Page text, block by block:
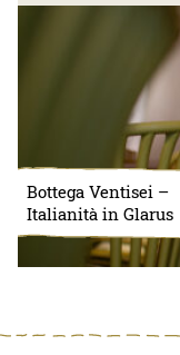
Bottega Ventisei –
Italianità in Glarus